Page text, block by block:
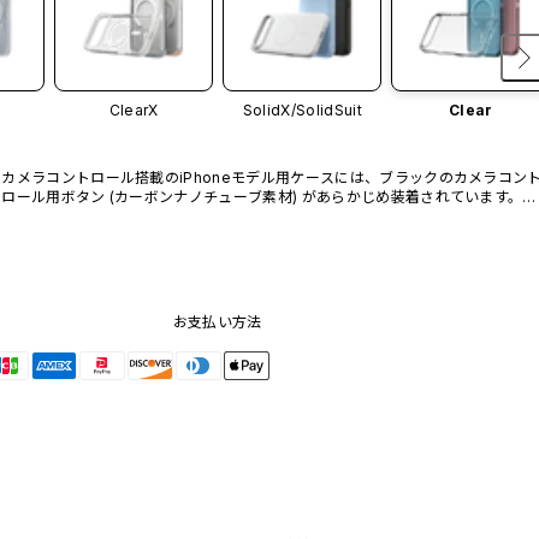
ClearX SolidX/SolidSuit Clear
カメラコントロール搭載のiPhoneモデル用ケースには、ブラックのカメラコン
ロール用ボタン (カーボンナノチューブ素材) があらかじめ装着されています。他
お支払い方法